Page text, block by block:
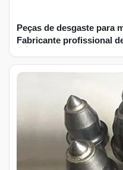
Peças de desgaste para
Fabricante profissional